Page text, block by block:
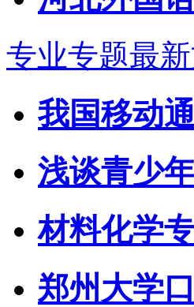
专业专题最
我国移动
浅谈青少
材料化学
郑州大学